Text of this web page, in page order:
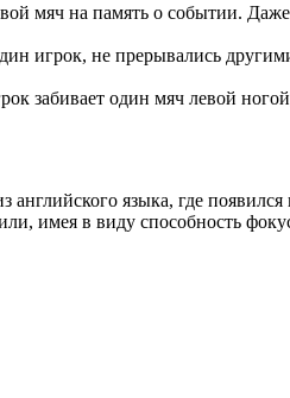
мяч на память о событии.
игрок, не прерывались
забивает один мяч левой
языка, где
имея в виду способность